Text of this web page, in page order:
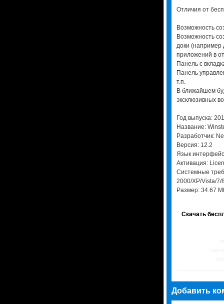
Отличия от
Возможность
Возможность
доки (например
приложений в
Панель с
Панель
т.п.
В ближайшем
эксклюзивных
Год выпуска:
Название:
Разработчик:
Версия: 12.2
Язык
Активация:
Системные
2000/XP/Vista/7/
Размер: 34.67
Скачать
Добавить